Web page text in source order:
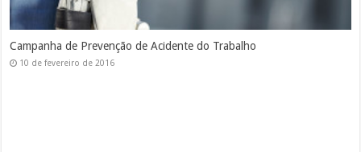
Silicose
10 de fevereiro de 2016